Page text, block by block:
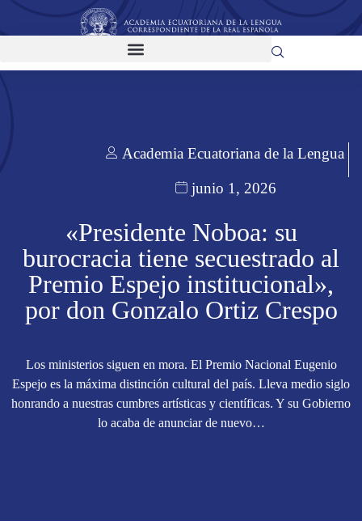
Academia Ecuatoriana de la Lengua
junio 1, 2026
«Presidente Noboa: su
burocracia tiene secuestrado al
Premio Espejo institucional»,
por don Gonzalo Ortiz Crespo
Los ministerios siguen en mora. El Premio Nacional Eugenio
Espejo es la máxima distinción cultural del país. Lleva medio siglo
honrando a nuestras cumbres artísticas y científicas. Y su Gobierno
lo acaba de anunciar de nuevo…